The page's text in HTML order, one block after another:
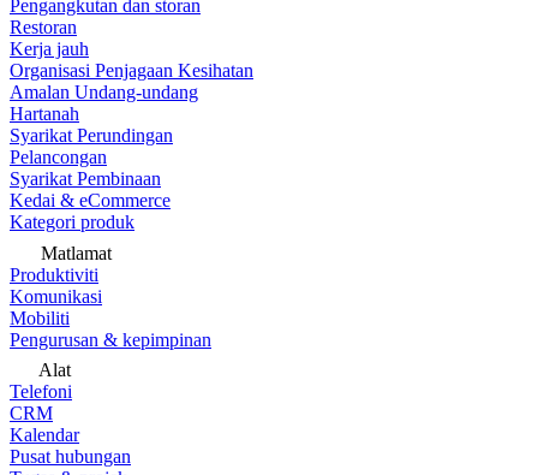
Pengangkutan dan storan
Restoran
Kerja jauh
Organisasi Penjagaan Kesihatan
Amalan Undang-undang
Hartanah
Syarikat Perundingan
Pelancongan
Syarikat Pembinaan
Kedai & eCommerce
Kategori produk
Matlamat
Produktiviti
Komunikasi
Mobiliti
Pengurusan & kepimpinan
Alat
Telefoni
CRM
Kalendar
Pusat hubungan